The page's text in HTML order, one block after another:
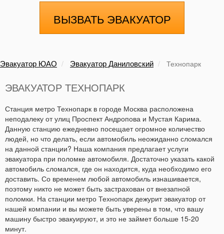
ВЫЗВАТЬ ЭВАКУАТОР
Эвакуатор ЮАО Эвакуатор Даниловский Технопарк
ЭВАКУАТОР ТЕХНОПАРК
Станция метро Технопарк в городе Москва расположена
неподалеку от улиц Проспект Андропова и Мустая Карима.
Данную станцию ежедневно посещает огромное количество
людей, но что делать, если автомобиль неожиданно сломался
на данной станции? Наша компания предлагает услуги
эвакуатора при поломке автомобиля. Достаточно указать какой
автомобиль сломался, где он находится, куда необходимо его
доставить. Со временем любой автомобиль изнашивается,
поэтому никто не может быть застрахован от внезапной
поломки. На станции метро Технопарк дежурит эвакуатор от
нашей компании и вы можете быть уверены в том, что вашу
машину быстро эвакуируют, и это не займет больше 15-20
минут.